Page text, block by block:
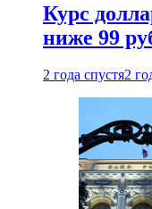
Курс
ниже 99
2 года спустя2